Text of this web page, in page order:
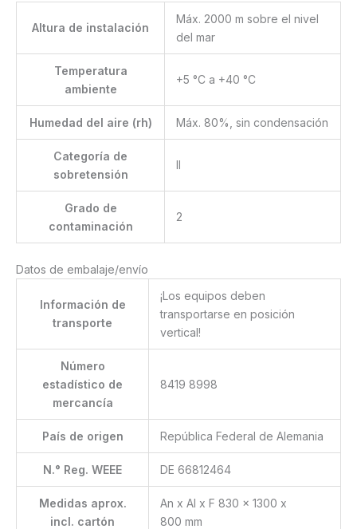
Altura de instalación
Máx. 2000 m sobre el nivel
del mar
Temperatura
ambiente
+5 °C a +40 °C
Humedad del aire (rh) Máx. 80%, sin condensación
Categoría de
sobretensión
II
Grado de
contaminación
2
Datos de embalaje/envío
Información de
transporte
¡Los equipos deben
transportarse en posición
vertical!
Número
estadístico de
mercancía
8419 8998
País de origen República Federal de Alemania
N.° Reg. WEEE DE 66812464
Medidas aprox.
incl. cartón
An x Al x F 830 x 1300 x
800 mm